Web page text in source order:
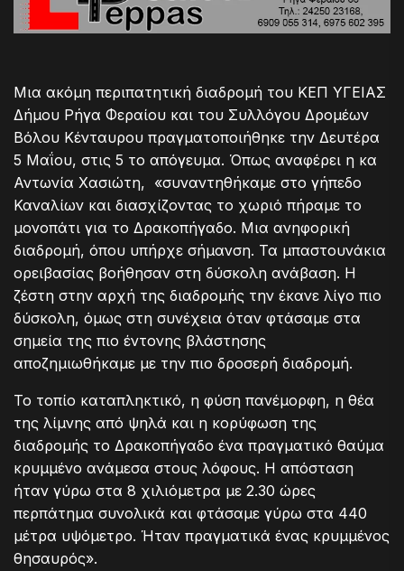
Μια ακόμη περιπατητική διαδρομή του ΚΕΠ ΥΓΕΙΑΣ
Δήμου Ρήγα Φεραίου και του Συλλόγου Δρομέων
Βόλου Κένταυρου πραγματοποιήθηκε την Δευτέρα
5 Μαΐου, στις 5 το απόγευμα. Όπως αναφέρει η κα
Αντωνία Χασιώτη, «συναντηθήκαμε στο γήπεδο
Καναλίων και διασχίζοντας το χωριό πήραμε το
μονοπάτι για το Δρακοπήγαδο. Μια ανηφορική
διαδρομή, όπου υπήρχε σήμανση. Τα μπαστουνάκια
ορειβασίας βοήθησαν στη δύσκολη ανάβαση. Η
ζέστη στην αρχή της διαδρομής την έκανε λίγο πιο
δύσκολη, όμως στη συνέχεια όταν φτάσαμε στα
σημεία της πιο έντονης βλάστησης
αποζημιωθήκαμε με την πιο δροσερή διαδρομή.
Το τοπίο καταπληκτικό, η φύση πανέμορφη, η θέα
της λίμνης από ψηλά και η κορύφωση της
διαδρομής το Δρακοπήγαδο ένα πραγματικό θαύμα
κρυμμένο ανάμεσα στους λόφους. Η απόσταση
ήταν γύρω στα 8 χιλιόμετρα με 2.30 ώρες
περπάτημα συνολικά και φτάσαμε γύρω στα 440
μέτρα υψόμετρο. Ήταν πραγματικά ένας κρυμμένος
θησαυρός».